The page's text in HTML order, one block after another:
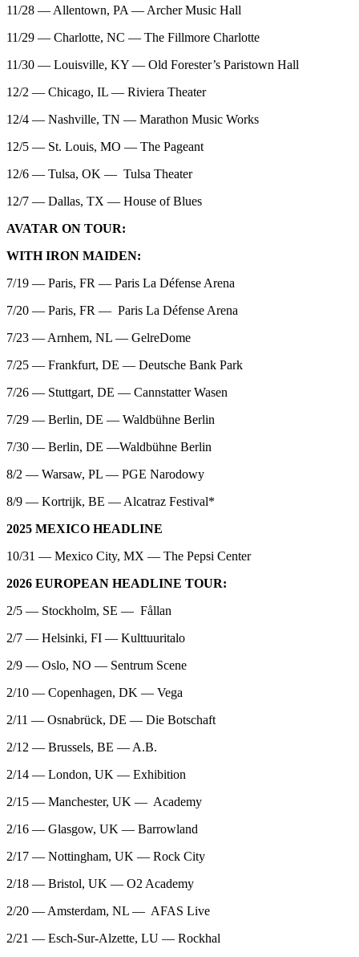
11/28 — Allentown, PA — Archer Music Hall
11/29 — Charlotte, NC — The Fillmore Charlotte
11/30 — Louisville, KY — Old Forester’s Paristown Hall
12/2 — Chicago, IL — Riviera Theater
12/4 — Nashville, TN — Marathon Music Works
12/5 — St. Louis, MO — The Pageant
12/6 — Tulsa, OK — Tulsa Theater
12/7 — Dallas, TX — House of Blues
AVATAR ON TOUR:
WITH IRON MAIDEN:
7/19 — Paris, FR — Paris La Défense Arena
7/20 — Paris, FR — Paris La Défense Arena
7/23 — Arnhem, NL — GelreDome
7/25 — Frankfurt, DE — Deutsche Bank Park
7/26 — Stuttgart, DE — Cannstatter Wasen
7/29 — Berlin, DE — Waldbühne Berlin
7/30 — Berlin, DE —Waldbühne Berlin
8/2 — Warsaw, PL — PGE Narodowy
8/9 — Kortrijk, BE — Alcatraz Festival*
2025 MEXICO HEADLINE
10/31 — Mexico City, MX — The Pepsi Center
2026 EUROPEAN HEADLINE TOUR:
2/5 — Stockholm, SE — Fållan
2/7 — Helsinki, FI — Kulttuuritalo
2/9 — Oslo, NO — Sentrum Scene
2/10 — Copenhagen, DK — Vega
2/11 — Osnabrück, DE — Die Botschaft
2/12 — Brussels, BE — A.B.
2/14 — London, UK — Exhibition
2/15 — Manchester, UK — Academy
2/16 — Glasgow, UK — Barrowland
2/17 — Nottingham, UK — Rock City
2/18 — Bristol, UK — O2 Academy
2/20 — Amsterdam, NL — AFAS Live
2/21 — Esch-Sur-Alzette, LU — Rockhal